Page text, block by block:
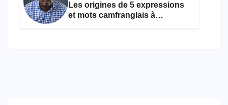
Les origines de 5 expressions
et mots camfranglais à